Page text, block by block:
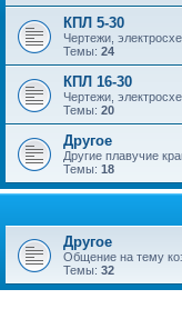
КПЛ 5-30
Чертежи,
Темы: 24
КПЛ 16-30
Чертежи,
Темы: 20
Другое
Другие плавучие
Темы: 18
Другое
Общение на тему
Темы: 32